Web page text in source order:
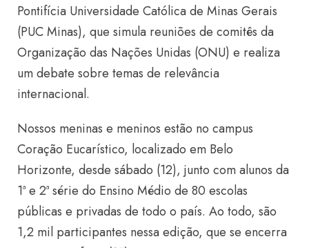
Pontifícia Universidade Católica de Minas Gerais
(PUC Minas), que simula reuniões de comitês da
Organização das Nações Unidas (ONU) e realiza
um debate sobre temas de relevância
internacional.
Nossos meninas e meninos estão no campus
Coração Eucarístico, localizado em Belo
Horizonte, desde sábado (12), junto com alunos da
1ª e 2ª série do Ensino Médio de 80 escolas
públicas e privadas de todo o país. Ao todo, são
1,2 mil participantes nessa edição, que se encerra